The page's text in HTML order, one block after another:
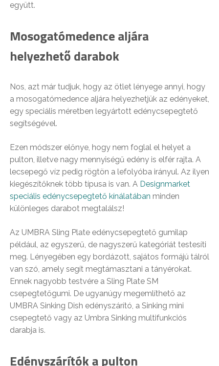
együtt.
Mosogatómedence aljára
helyezhető darabok
Nos, azt már tudjuk, hogy az ötlet lényege annyi, hogy
a mosogatómedence aljára helyezhetjük az edényeket,
egy speciális méretben legyártott edénycsepegtető
segítségével.
Ezen módszer előnye, hogy nem foglal el helyet a
pulton, illetve nagy mennyiségű edény is elfér rajta. A
lecsepegő víz pedig rögtön a lefolyóba irányul. Az ilyen
kiegészítőknek több típusa is van. A Designmarket
speciális edénycsepegtető kínálatában minden
különleges darabot megtalálsz!
Az UMBRA Sling Plate edénycsepegtető gumilap
például, az egyszerű, de nagyszerű kategóriát testesíti
meg. Lényegében egy bordázott, sajátos formájú tálról
van szó, amely segít megtámasztani a tányérokat.
Ennek nagyobb testvére a Sling Plate SM
csepegtetőgumi. De ugyanúgy megemlíthető az
UMBRA Sinking Dish edényszárító, a Sinking mini
csepegtető vagy az Umbra Sinking multifunkciós
darabja is.
Edényszárítók a pulton